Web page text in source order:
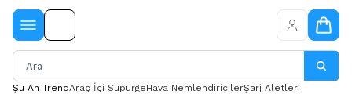
Şu An TrendAraç İçi SüpürgeHava NemlendiricilerŞarj Aletleri